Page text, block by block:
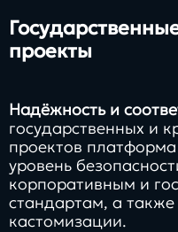
проекты
Надёжность и
государственных и
проектов
уровень
корпоративным и
стандартам, а
кастомизации.